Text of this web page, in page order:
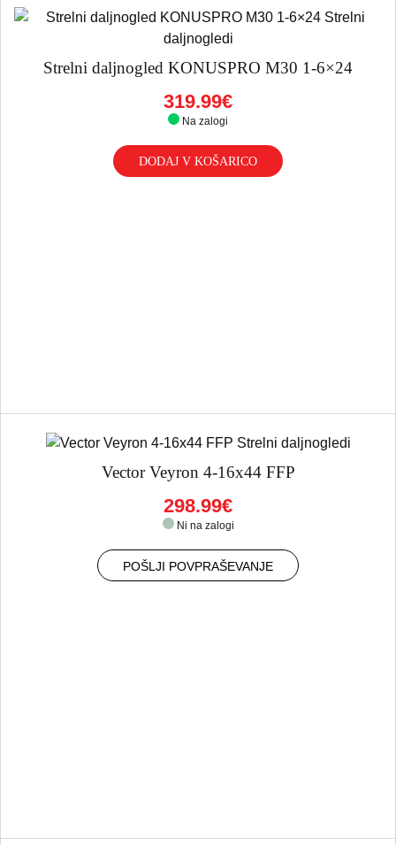
Strelni daljnogled KONUSPRO M30 1-6×24
319.99€
Na zalogi
DODAJ V KOŠARICO
Vector Veyron 4-16x44 FFP
298.99€
Ni na zalogi
POŠLJI POVPRAŠEVANJE